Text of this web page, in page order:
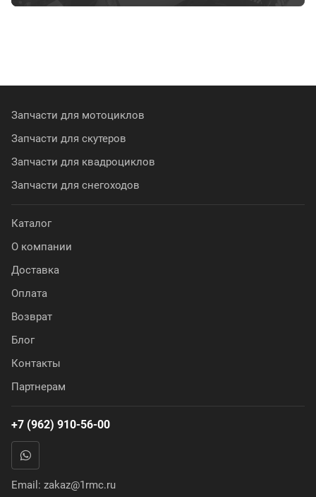
Запчасти для мотоциклов
Запчасти для скутеров
Запчасти для квадроциклов
Запчасти для снегоходов
Каталог
О компании
Доставка
Оплата
Возврат
Блог
Контакты
Партнерам
+7 (962) 910-56-00
Email: zakaz@1rmc.ru